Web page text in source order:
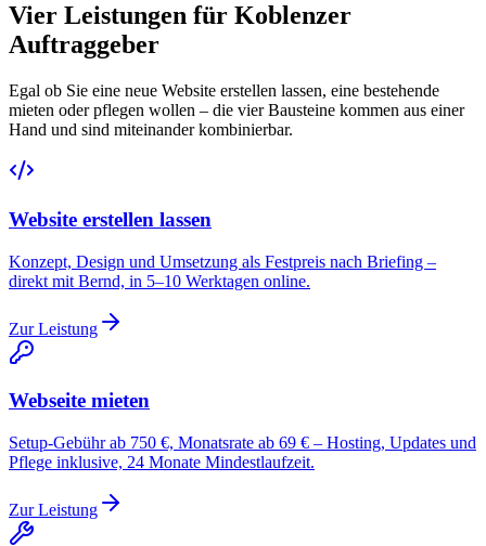
Vier Leistungen für Koblenzer
Auftraggeber
Egal ob Sie eine neue Website erstellen lassen, eine bestehende
mieten oder pflegen wollen – die vier Bausteine kommen aus einer
Hand und sind miteinander kombinierbar.
Website erstellen lassen
Konzept, Design und Umsetzung als Festpreis nach Briefing –
direkt mit Bernd, in 5–10 Werktagen online.
Zur Leistung
Webseite mieten
Setup-Gebühr ab 750 €, Monatsrate ab 69 € – Hosting, Updates und
Pflege inklusive, 24 Monate Mindestlaufzeit.
Zur Leistung